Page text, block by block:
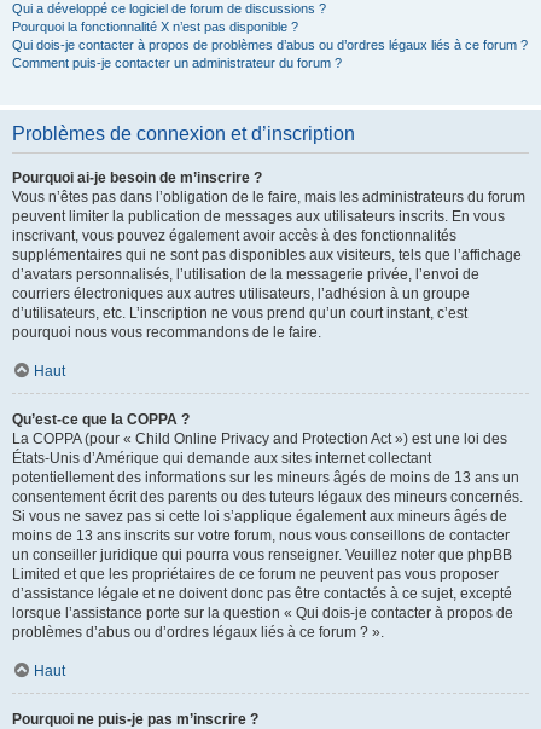
Qui a développé ce logiciel de forum de discussions ?
Pourquoi la fonctionnalité X n’est pas disponible ?
Qui dois-je contacter à propos de problèmes d’abus ou d’ordres légaux liés à ce forum ?
Comment puis-je contacter un administrateur du forum ?
Problèmes de connexion et d’inscription
Pourquoi ai-je besoin de m’inscrire ?
Vous n’êtes pas dans l’obligation de le faire, mais les administrateurs du forum
peuvent limiter la publication de messages aux utilisateurs inscrits. En vous
inscrivant, vous pouvez également avoir accès à des fonctionnalités
supplémentaires qui ne sont pas disponibles aux visiteurs, tels que l’affichage
d’avatars personnalisés, l’utilisation de la messagerie privée, l’envoi de
courriers électroniques aux autres utilisateurs, l’adhésion à un groupe
d’utilisateurs, etc. L’inscription ne vous prend qu’un court instant, c’est
pourquoi nous vous recommandons de le faire.
Haut
Qu’est-ce que la COPPA ?
La COPPA (pour « Child Online Privacy and Protection Act ») est une loi des
États-Unis d’Amérique qui demande aux sites internet collectant
potentiellement des informations sur les mineurs âgés de moins de 13 ans un
consentement écrit des parents ou des tuteurs légaux des mineurs concernés.
Si vous ne savez pas si cette loi s’applique également aux mineurs âgés de
moins de 13 ans inscrits sur votre forum, nous vous conseillons de contacter
un conseiller juridique qui pourra vous renseigner. Veuillez noter que phpBB
Limited et que les propriétaires de ce forum ne peuvent pas vous proposer
d’assistance légale et ne doivent donc pas être contactés à ce sujet, excepté
lorsque l’assistance porte sur la question « Qui dois-je contacter à propos de
problèmes d’abus ou d’ordres légaux liés à ce forum ? ».
Haut
Pourquoi ne puis-je pas m’inscrire ?